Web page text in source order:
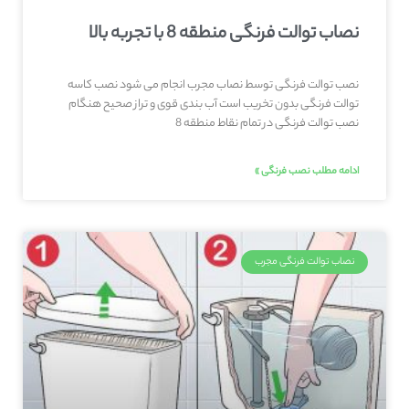
نصاب توالت فرنگی منطقه 8 با تجربه بالا
نصب توالت فرنگی توسط نصاب مجرب انجام می شود نصب کاسه
توالت فرنگی بدون تخریب است آب بندی قوی و تراز صحیح هنگام
نصب توالت فرنگی در تمام نقاط منطقه 8
ادامه مطلب نصب فرنگی »
نصاب توالت فرنگی مجرب